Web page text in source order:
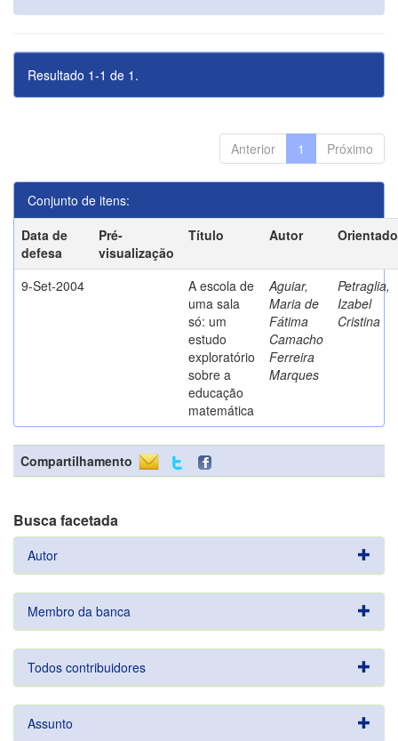
Resultado 1-1 de 1.
Anterior 1 Próximo
Conjunto de itens:
Data de
defesa
Pré-
visualização
Título Autor
9-Set-2004
A escola de
uma sala
só: um
estudo
exploratório
sobre a
educação
matemática
Aguiar,
Maria de
Fátima
Camacho
Ferreira
Marques
Petraglia,
Izabel
Cristina
Compartilhamento
Busca facetada
Autor
Membro da banca
Todos contribuidores
Assunto